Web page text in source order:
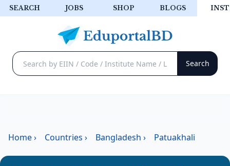
SEARCH JOBS SHOP BLOGS
Home› Countries › Bangladesh › Patuakhali